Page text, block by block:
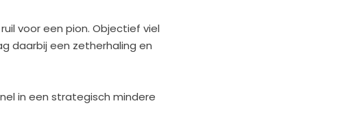
voor een pion. Objectief viel
daarbij een zetherhaling en
in een strategisch mindere